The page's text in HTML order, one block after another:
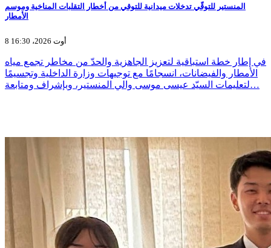
المنستير للتوقّي تدخلات ميدانية للتوقي من أخطار التقلبات المناخية وموسم
الأمطار
8 أوت 2026، 16:30
في إطار خطة استباقية لتعزيز الجاهزية والحدّ من مخاطر تجمع مياه
الأمطار والفيضانات، انسجامًا مع توجيهات وزارة الداخلية وتجسيمًا
لتعليمات السيّد عيسى موسى والي المنستير، وبإشراف ومتابعة…